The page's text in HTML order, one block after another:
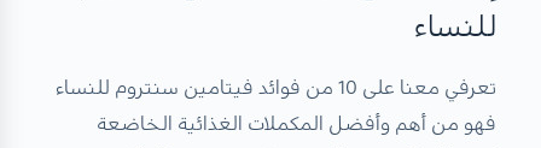
للنساء
تعرفي معنا على 10 من فوائد فيتامين سنتروم للنساء
فهو من أهم وأفضل المكملات الغذائية الخاضعة